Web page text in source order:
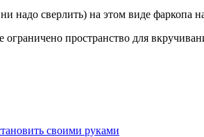
надо сверлить) на этом виде фаркопа
ограничено пространство для
своими руками